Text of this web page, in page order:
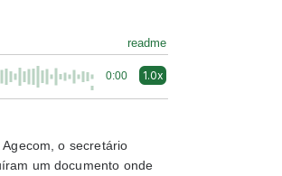
readme
0:00 1.0x
o secretário
um documento onde